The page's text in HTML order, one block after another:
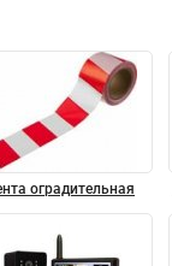
оградительная